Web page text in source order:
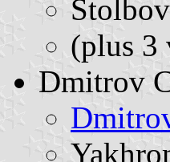
(plus 3
Dmitrov